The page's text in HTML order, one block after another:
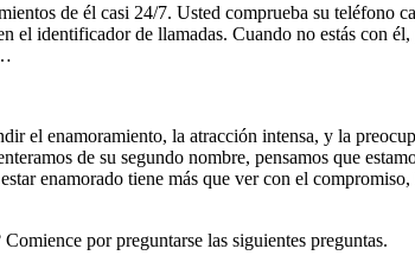
de él casi 24/7. Usted comprueba su
el identificador de llamadas. Cuando no estás con
el enamoramiento, la atracción intensa, y la
de su segundo nombre, pensamos que
enamorado tiene más que ver con el
por preguntarse las siguientes preguntas.